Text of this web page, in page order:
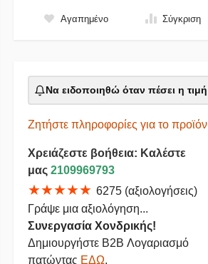
Αγαπημένο Σύγκριση
Να ειδοποιηθώ όταν πέσει η τιμή
Ζητήστε πληροφορίες για το προϊόν
Χρειάζεστε βοήθεια: Καλέστε
μας 2109969793
★★★★★ 6275 (αξιολογήσεις)
Γράψε μια αξιολόγηση...
Συνεργασία Χονδρικής!
Δημιουργήστε B2B Λογαριασμό
πατώντας ΕΔΩ,